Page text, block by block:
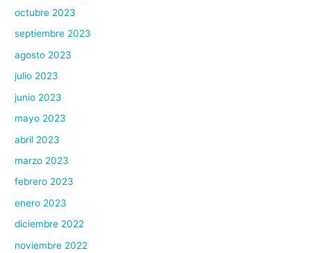
octubre 2023
septiembre 2023
agosto 2023
julio 2023
junio 2023
mayo 2023
abril 2023
marzo 2023
febrero 2023
enero 2023
diciembre 2022
noviembre 2022